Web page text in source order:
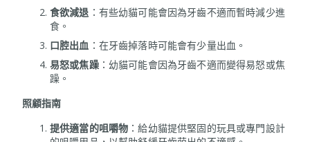
食欲減退 ：有些幼貓可能會因為牙齒不適而暫時減少進
食。
口腔出血 ：在牙齒掉落時可能會有少量出血。
易怒或焦躁：幼貓可能會因為牙齒不適而變得易怒或焦
躁。
照顧指南
提供適當的咀嚼物 ：給幼貓提供堅固的玩具或專門設計